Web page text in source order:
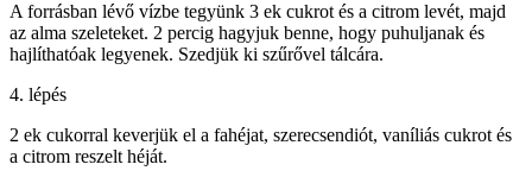
A forrásban lévő vízbe tegyünk 3 ek cukrot és a citrom levét, majd
az alma szeleteket. 2 percig hagyjuk benne, hogy puhuljanak és
hajlíthatóak legyenek. Szedjük ki szűrővel tálcára.
4. lépés
2 ek cukorral keverjük el a fahéjat, szerecsendiót, vaníliás cukrot és
a citrom reszelt héját.